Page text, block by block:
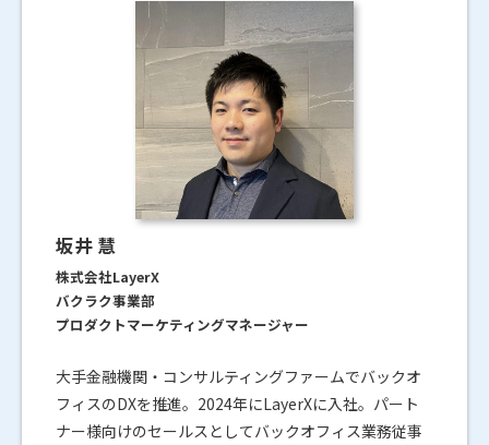
坂井 慧
株式会社LayerX
バクラク事業部
プロダクトマーケティングマネージャー
大手金融機関・コンサルティングファームでバックオ
フィスのDXを推進。2024年にLayerXに入社。パート
ナー様向けのセールスとしてバックオフィス業務従事